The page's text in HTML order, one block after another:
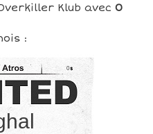
Klub avec 0
:
0